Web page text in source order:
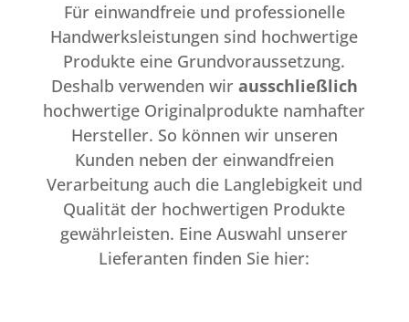
Für einwandfreie und professionelle
Handwerksleistungen sind hochwertige
Produkte eine Grundvoraussetzung.
Deshalb verwenden wir ausschließlich
hochwertige Originalprodukte namhafter
Hersteller. So können wir unseren
Kunden neben der einwandfreien
Verarbeitung auch die Langlebigkeit und
Qualität der hochwertigen Produkte
gewährleisten. Eine Auswahl unserer
Lieferanten finden Sie hier: